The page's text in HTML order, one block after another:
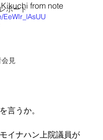
ポート
会見
from note
言うか。
イナハン上院議員が